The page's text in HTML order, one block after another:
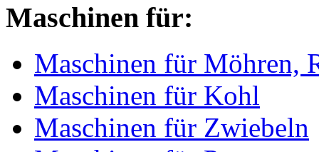
Maschinen für:
Maschinen für Möhren,
Maschinen für Kohl
Maschinen für Zwiebeln